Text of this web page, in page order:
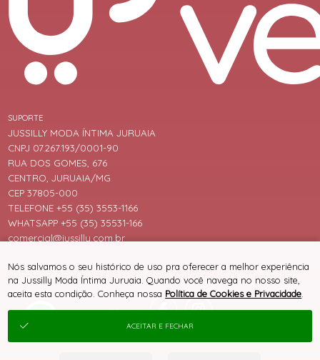
SUPORTE
JUSSILLY MODA ÍNTIMA JURUAIA
CNPJ 07.267.193/0001-90
RUA DOS GOMES, 676
CENTRO, JURUAIA/MG
CEP 37805-000
TELEFONE +55 (35) 3553-1166
WHATSAPP +55 (35) 35531-166
comercial@jussilly.com.br
Nós salvamos o seu histórico de uso pra oferecer a melhor experiência
na Jussilly Moda Íntima Juruaia. Quando você navega no nosso site,
aceita esta condição. Conheça nossa Política de Cookies e Privacidade
ACEITAR E FECHAR